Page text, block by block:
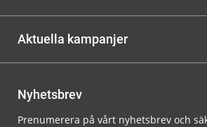
Aktuella kampanjer
Nyhetsbrev
Prenumerera på vårt nyhetsbrev och